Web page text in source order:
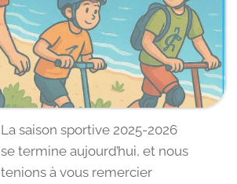
La saison sportive 2025-2026
se termine aujourd’hui, et nous
tenions à vous remercier